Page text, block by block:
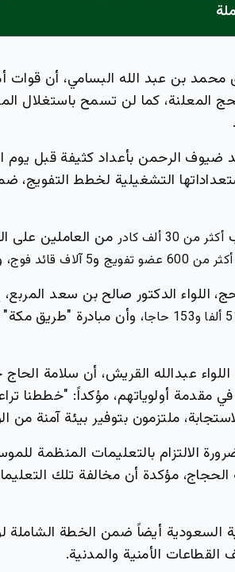
محمد بن عبد الله البسامي، أن
المعلنة، كما لن تسمح باستغلال
الرحمن بأعداد كثيفة قبل يوم
التشغيلية لخطط التفويج،
أكثر من 30 ألف كادر
من العاملين على
أكثر من 600 عضو تفويج و5 آلاف قائد فوج
اللواء الدكتور صالح بن سعد
، وأن مبادرة "طريق
عبدالله القريش، أن سلامة الحاج
مقدمة أولوياتهم، مؤكداً: "خططنا
ملتزمون بتوفير بيئة آمنة من
الالتزام بالتعليمات المنظمة
مؤكدة أن مخالفة تلك
السعودية أيضاً ضمن الخطة الشاملة
الأمنية والمدنية.